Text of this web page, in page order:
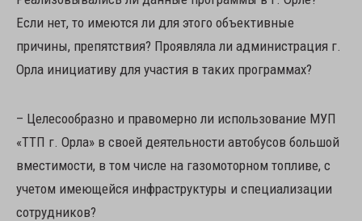
Если нет, то имеются ли для этого объективные
причины, препятствия? Проявляла ли администрация г.
Орла инициативу для участия в таких программах?
– Целесообразно и правомерно ли использование МУП
«ТТП г. Орла» в своей деятельности автобусов большой
вместимости, в том числе на газомоторном топливе, с
учетом имеющейся инфраструктуры и специализации
сотрудников?